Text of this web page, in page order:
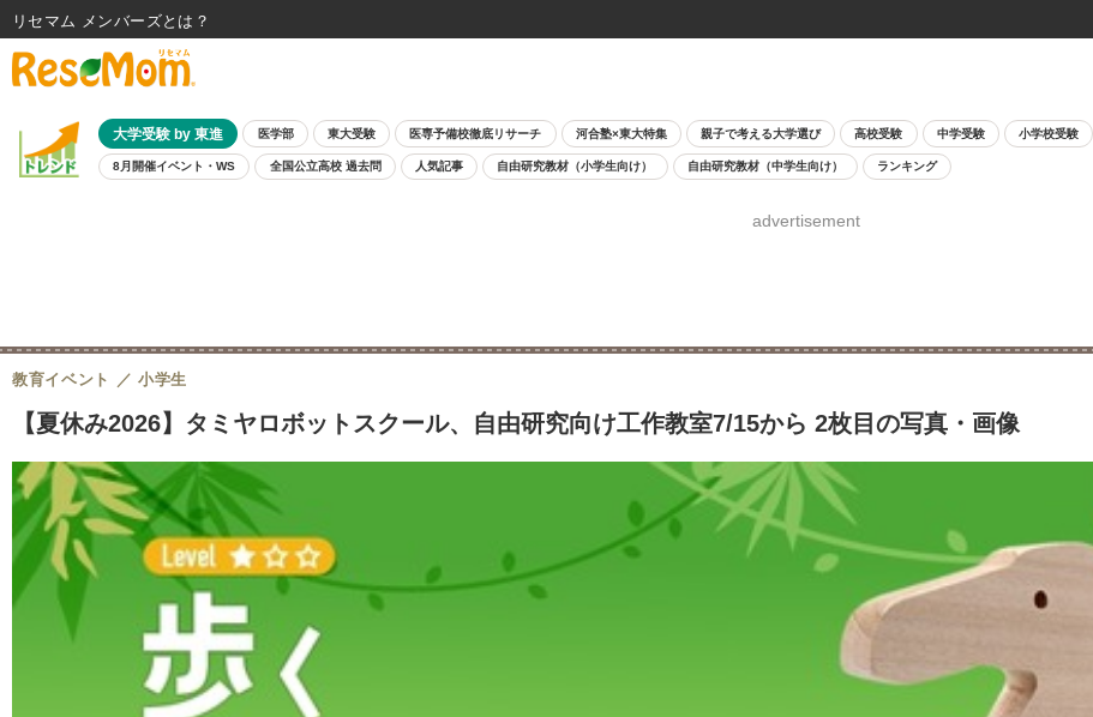
大学受験 by 東進 医学部 東大受験 医専予備校徹底リサーチ 河合塾×東大特集 親子で考える大学選び 高校受験 中学受験 小学校受験
8月開催イベント・WS 全国公立高校 過去問 人気記事 自由研究教材（小学生向け） 自由研究教材（中学生向け） ランキング
advertisement
【夏休み2026】タミヤロボットスクール、自由研究向け工作教室7/15から 2枚目の写真・画像
教育イベント 小学生
リセマム メンバーズ